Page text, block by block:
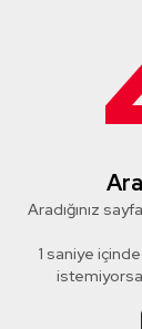
Aradığınız
1 saniye